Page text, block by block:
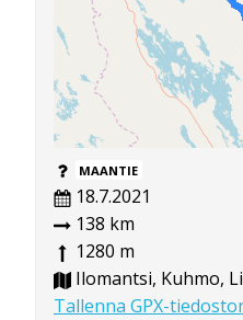
MAANTIE
18.7.2021
138 km
1280 m
Ilomantsi, Kuhmo,
Tallenna GPX-